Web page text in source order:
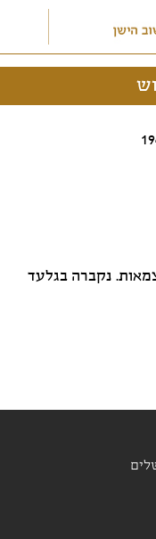
נקברה בגלעד